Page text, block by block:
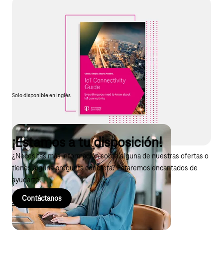
Guía de conectividad IoT
¿Quieres saber más sobre lo que debes tener en cuenta a la
hora de conectar tus productos a través de la red móvil? ¿Qué
obstáculos hay que superar en un despliegue internacional? ¿O
cómo gestionar tus componentes IoT? Encontrarás todas las
respuestas en nuestra «Guía de conectividad IoT» gratuita.
Solo disponible en inglés
¡Estamos a tu disposición!
¿Necesitas más información sobre alguna de nuestras ofertas o
tienes alguna pregunta concreta? Estaremos encantados de
ayudarte.
Contáctanos